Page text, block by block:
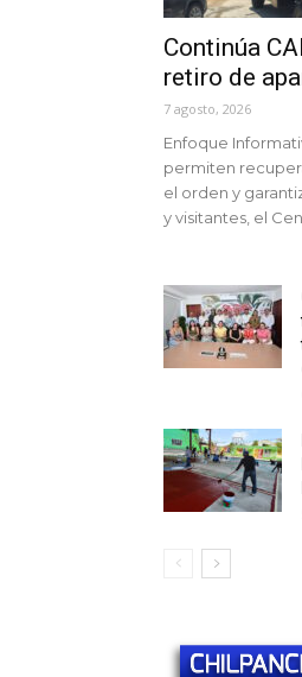
Continúa
retiro de
7 agosto, 2026
Enfoque
permiten
el orden y
y visitantes, el